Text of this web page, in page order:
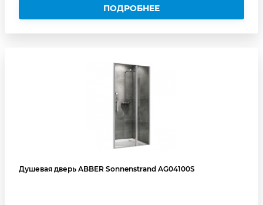
ПОДРОБНЕЕ
Душевая дверь ABBER Sonnenstrand AG04100S